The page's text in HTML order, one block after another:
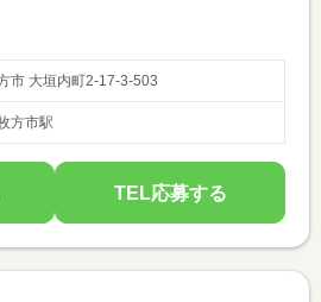
市 大垣内町2-17-3-503
方市駅
TEL応募する